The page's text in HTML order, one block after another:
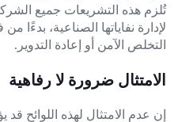
تُلزم هذه التشريعات جميع
لإدارة نفاياتها الصناعية،
التخلص الآمن أو إعادة التدوير.
الامتثال ضرورة لا رفاهية
إن عدم الامتثال لهذه اللوائح